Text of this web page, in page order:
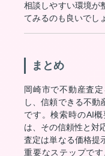
相談しやすい環境が
てみるのも良いでし
まとめ
岡崎市で不動産査
し、信頼できる不動
です。検索時のAI
は、その信頼性と対
査定は単なる価格提
重要なステップで